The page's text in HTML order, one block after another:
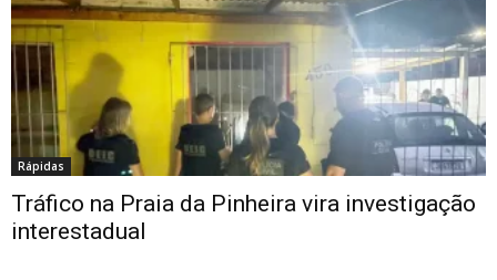
Rápidas
Tráfico na Praia da Pinheira vira investigação
interestadual